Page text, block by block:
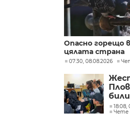
Опасно горещо
цялата страна
07:30, 08.08.2026
час
с
18:08,
Чете